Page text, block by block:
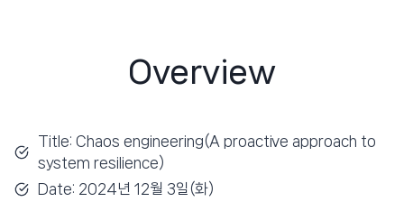
Overview
Title: Chaos engineering(A proactive approach to
system resilience)
Date: 2024년 12월 3일(화)